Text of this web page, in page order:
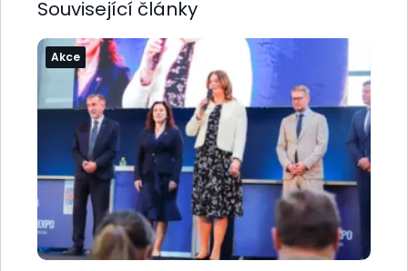
Související články
Akce